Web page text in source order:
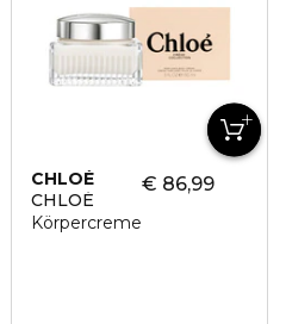
CHLOÉ
CHLOÉ
Körpercreme
€ 86,99